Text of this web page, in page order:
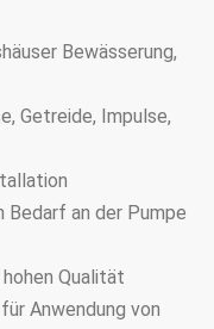
Bewässerung,
Getreide, Impulse,
an der Pumpe
Qualität
Anwendung von